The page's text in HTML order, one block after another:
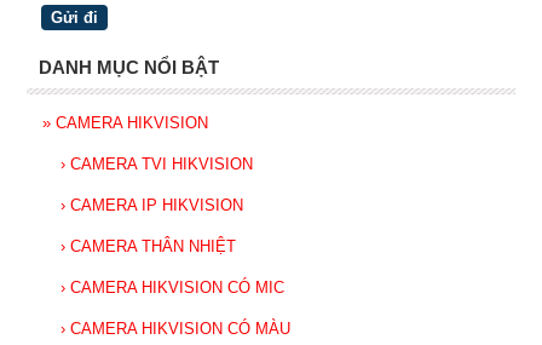
DANH MỤC NỔI BẬT
» CAMERA HIKVISION
› CAMERA TVI HIKVISION
› CAMERA IP HIKVISION
› CAMERA THÂN NHIỆT
› CAMERA HIKVISION CÓ MIC
› CAMERA HIKVISION CÓ MÀU